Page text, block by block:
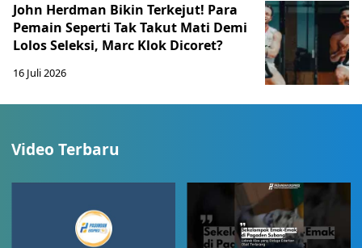
John Herdman Bikin Terkejut! Para
Pemain Seperti Tak Takut Mati Demi
Lolos Seleksi, Marc Klok Dicoret?
16 Juli 2026
Video Terbaru